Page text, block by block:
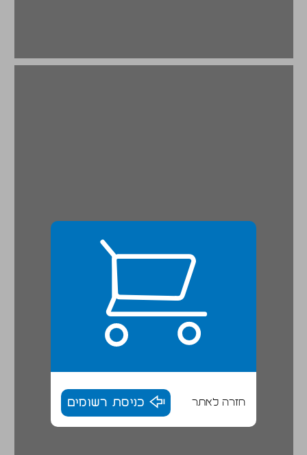
חזרה לאתר כניסת רשומים